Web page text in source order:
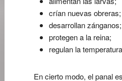
crían nuevas obreras;
desarrollan zánganos;
protegen a la reina;
regulan la
En cierto modo, el panal